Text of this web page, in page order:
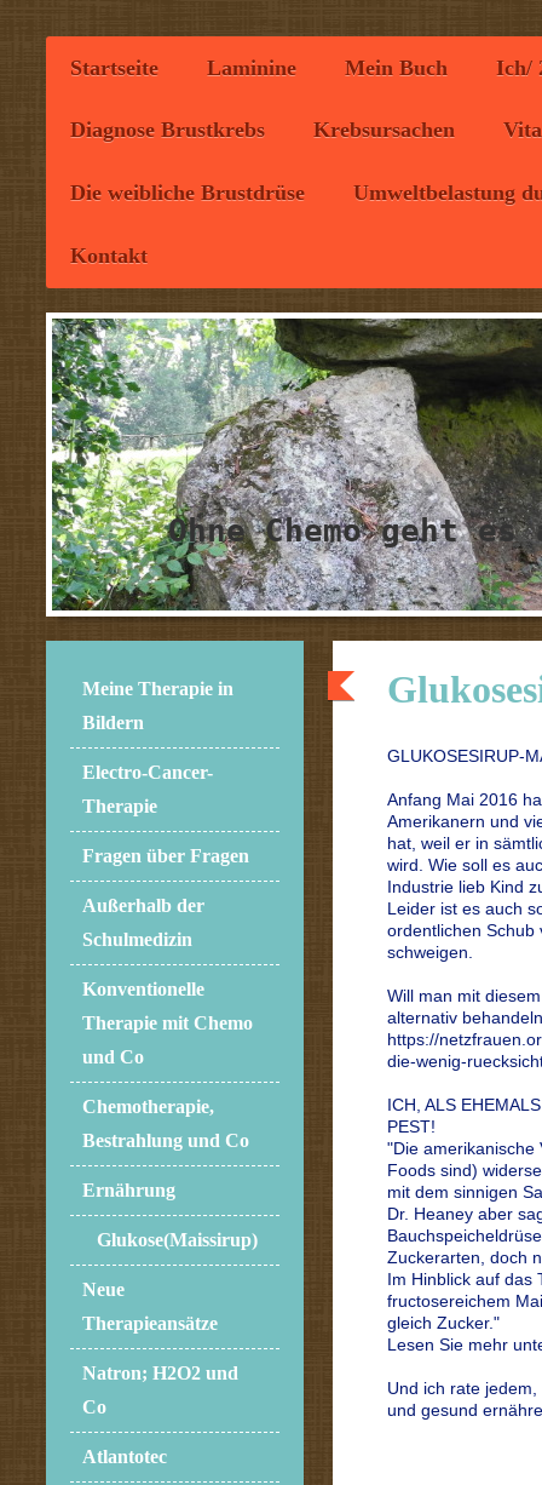
Startseite Laminine Mein Buch Ich/
Diagnose Brustkrebs Krebsursachen
Die weibliche Brustdrüse Umweltbelastung
Kontakt
Ohne Chemo geht es
GLUKOSESIRUP-
Anfang Mai 2016
Amerikanern und
hat, weil er in
wird. Wie soll es
Industrie lieb Kind
Leider ist es auch
ordentlichen Schub
schweigen.
Will man mit
alternativ
https://
die-wenig-
ICH, ALS
PEST!
"Die amerikanische
Foods sind)
mit dem sinnigen
Dr. Heaney aber
Zuckerarten, doch
Im Hinblick auf das
fructosereichem
gleich Zucker."
Lesen Sie mehr
Und ich rate
und gesund
Meine Therapie in
Bildern
Electro-Cancer-
Therapie
Fragen über Fragen
Außerhalb der
Schulmedizin
Konventionelle
Therapie mit Chemo
und Co
Chemotherapie,
Bestrahlung und Co
Ernährung
Glukose(Maissirup)
Neue
Therapieansätze
Natron; H2O2 und
Co
Atlantotec